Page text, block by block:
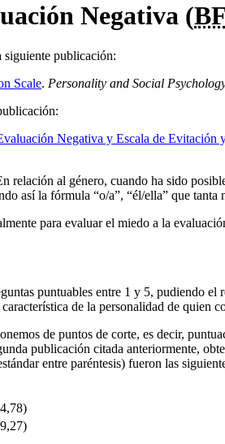
Negativa (
siguiente publicación:
Scale. Personality and Social
Negativa y Escala de Evitación
al género, cuando ha sido
así la fórmula “o/a”, “él/ella” que
para evaluar el miedo a la
puntuables entre 1 y 5, pudiendo
de la personalidad de quien
de puntos de corte, es decir,
publicación citada anteriormente,
entre paréntesis) fueron las